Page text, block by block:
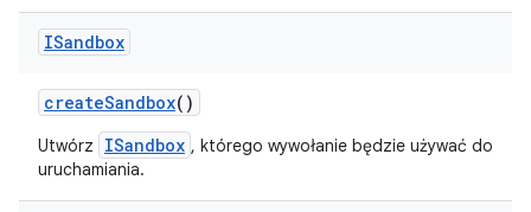
ISandbox
createSandbox()
Utwórz ISandbox , którego wywołanie będzie używać do
uruchamiania.